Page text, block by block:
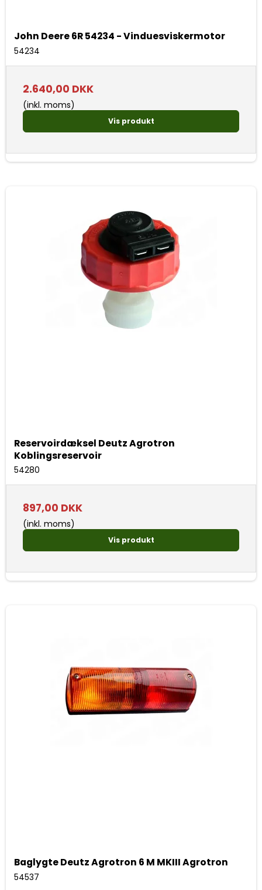
John Deere 6R 54234 - Vinduesviskermotor
54234
2.640,00 DKK
(inkl. moms)
Vis produkt
Reservoirdæksel Deutz Agrotron
Koblingsreservoir
54280
897,00 DKK
(inkl. moms)
Vis produkt
Baglygte Deutz Agrotron 6 M MKIII Agrotron
54537